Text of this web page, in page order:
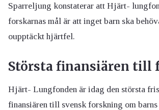
Sparreljung konstaterar att Hjärt-
forskarnas mål är att inget barn ska
oupptäckt hjärtfel.
Största finansiären till
Hjärt- Lungfonden är idag den största
finansiären till svensk forskning om